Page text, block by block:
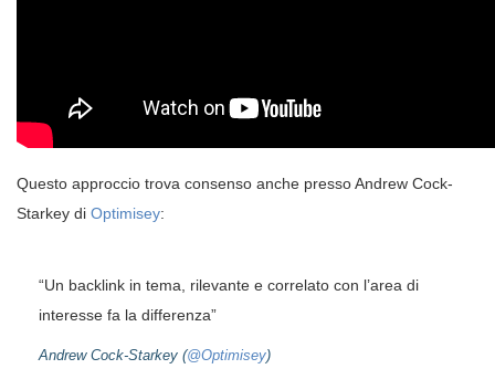
Questo approccio trova consenso anche presso Andrew Cock-
Starkey di Optimisey:
“Un backlink in tema, rilevante e correlato con l’area di
interesse fa la differenza”
Andrew Cock-Starkey (@Optimisey)